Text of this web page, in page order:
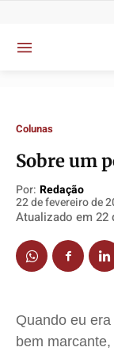
Política
TV Século
Segurança
Política
TV Século
Segurança
Política
TV Século
Segurança
Política
TV Século
Segurança
Colunas
Sobre um
Por: Redação
22 de fevereiro de
Atualizado em 22
Quando eu
bem